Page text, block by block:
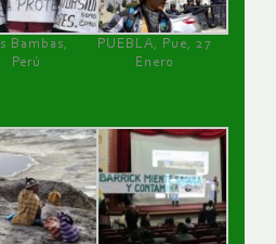
Bambas,
Perú
PUEBLA, Pue, 27
Enero